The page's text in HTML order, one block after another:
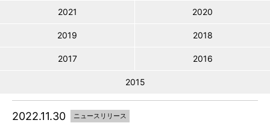
2021 2020
2019 2018
2017 2016
2015
2022.11.30 ニュースリリース